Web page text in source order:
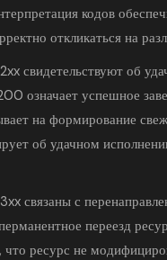
кодов
откликаться на
свидетельствуют об
означает успешное
на формирование
об удачном
связаны с
переезд
ресурс не